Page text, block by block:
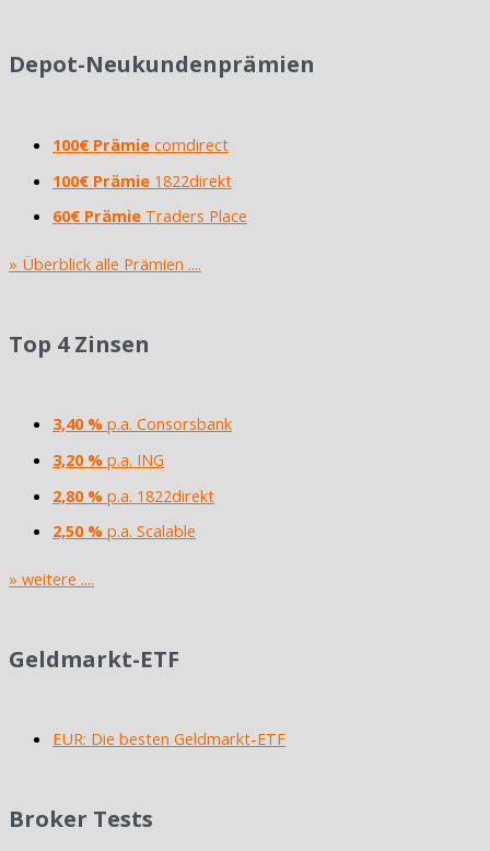
Depot-Neukundenprämien
100€ Prämie comdirect
100€ Prämie 1822direkt
60€ Prämie Traders Place
» Überblick alle Prämien ....
Top 4 Zinsen
3,40 % p.a. Consorsbank
3,20 % p.a. ING
2,80 % p.a. 1822direkt
2,50 % p.a. Scalable
» weitere ....
Geldmarkt-ETF
EUR: Die besten Geldmarkt-ETF
Broker Tests